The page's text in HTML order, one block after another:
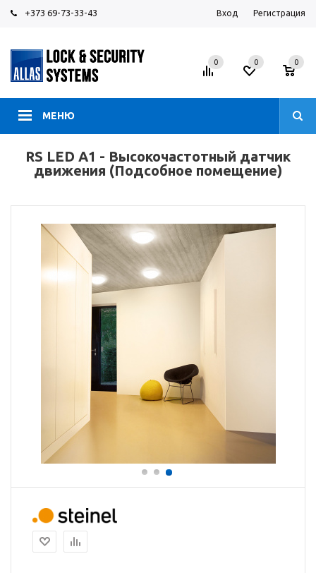
+373 69-73-33-43 Вход Регистрация
МЕНЮ
0 0 0
RS LED A1 - Высокочастотный датчик
движения (Подсобное помещение)